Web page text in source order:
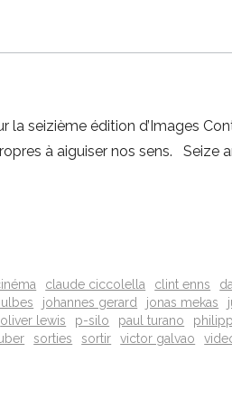
la seizième édition d’Images
à aiguiser nos sens. Seize
claude ciccolella clint enns
johannes gerard jonas mekas
oliver lewis p-silo paul turano
sorties sortir victor galvao